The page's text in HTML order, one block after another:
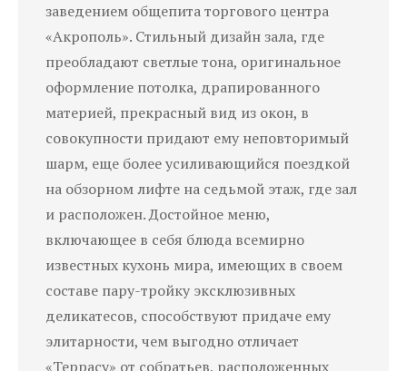
заведением общепита торгового центра
«Акрополь». Стильный дизайн зала, где
преобладают светлые тона, оригинальное
оформление потолка, драпированного
материей, прекрасный вид из окон, в
совокупности придают ему неповторимый
шарм, еще более усиливающийся поездкой
на обзорном лифте на седьмой этаж, гдезал
и расположен. Достойное меню,
включающее в себя блюда всемирно
известных кухонь мира, имеющих в своем
составе пару-тройку эксклюзивных
деликатесов, способствуют придаче ему
элитарности, чем выгодно отличает
«Террасу» от собратьев, расположенных